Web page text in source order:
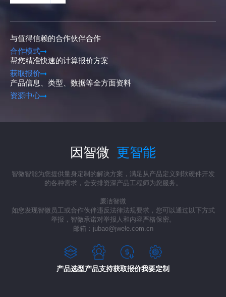
与值得信赖的合作伙伴合作
合作模式
帮您精准快速的计算报价方案
获取报价
产品信息、类型、数据等全方面资料
资源中心
因智微 更智能
智微智能为您提供量身定制的解决方案，满足从产品定义到软硬件开发
的各种需求，会安排资深产品工程师为您服务。
廉洁智微
如您发现智微员工或合作伙伴违反法律法规要求，您可以通过以下方式
举报，智微承诺对举报人和内容严格保密。
邮箱：jubao@jwele.com.cn
产品选型产品支持获取报价我要定制